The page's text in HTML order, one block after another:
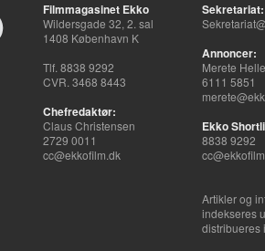
Filmmagasinet Ekko
Wildersgade 32, 2. sal
1408 København K
Tlf. 8838 9292
CVR. 3468 8443
Chefredaktør:
Claus Christensen
2729 0011
cc@ekkofilm.dk
Sekretariat:
Annoncer:
Merete
6111 5851
Ekko
8838 9292
Artikler og
indekseres
distribueres